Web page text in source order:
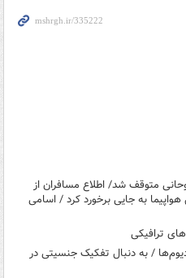
۱۴۰ با دستور روحانی متوقف شد/ اطلاع مسافران از
به جایی برخورد کرد / اسامی
ترافیکی
/ به دنبال تفکیک جنسیتی در